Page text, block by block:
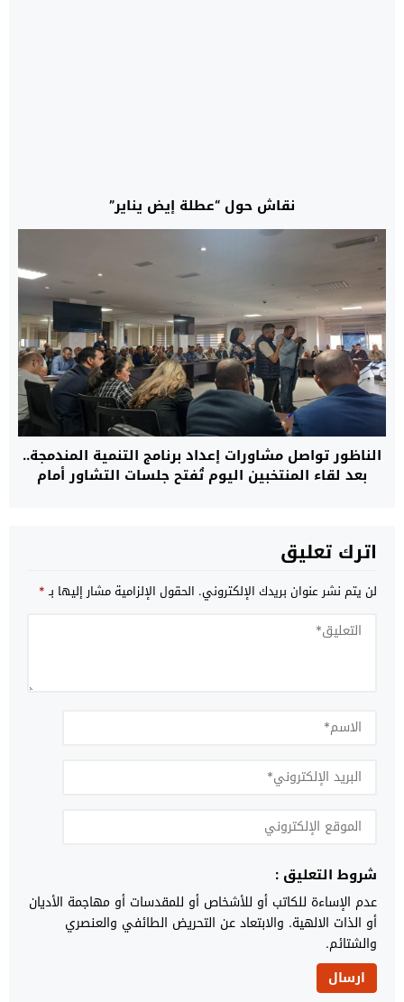
نقاش حول “عطلة إيض يناير”
الناظور تواصل مشاورات إعداد برنامج التنمية المندمجة..
بعد لقاء المنتخبين اليوم تُفتح جلسات التشاور أمام
اترك تعليق
لن يتم نشر عنوان بريدك الإلكتروني. الحقول الإلزامية مشار إليها بـ*
شروط التعليق :
عدم الإساءة للكاتب أو للأشخاص أو للمقدسات أو مهاجمة الأديان
أو الذات الالهية. والابتعاد عن التحريض الطائفي والعنصري
والشتائم.